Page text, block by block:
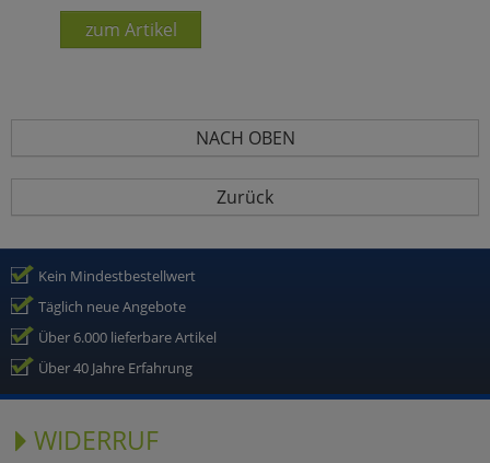
zum Artikel
NACH OBEN
Zurück
Kein Mindestbestellwert
Täglich neue Angebote
Über 6.000 lieferbare Artikel
Über 40 Jahre Erfahrung
WIDERRUF